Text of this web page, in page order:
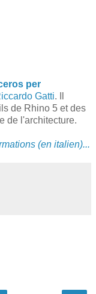
per
Gatti. Il
de Rhino 5 et des
de l'architecture.
(en italien)...